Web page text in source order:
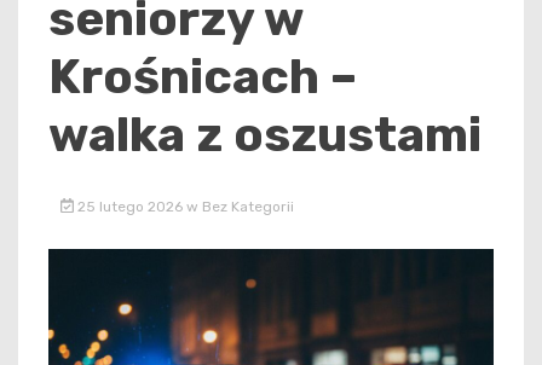
seniorzy w
Krośnicach –
walka z oszustami
25 lutego 2026 w Bez Kategorii